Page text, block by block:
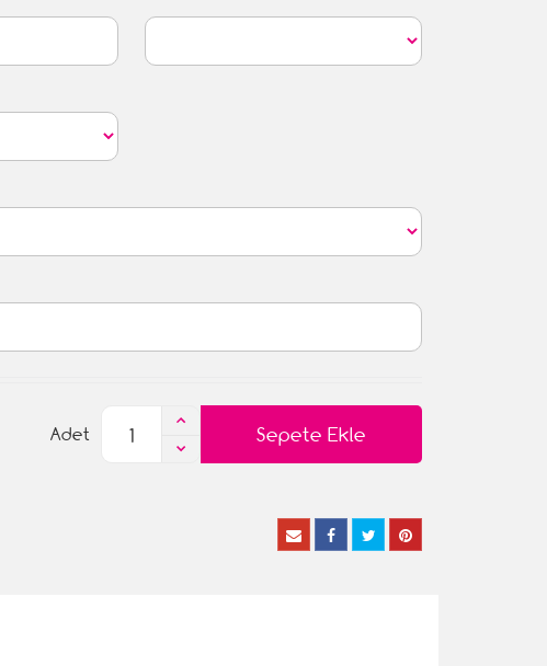
Sepete Ekle
Adet